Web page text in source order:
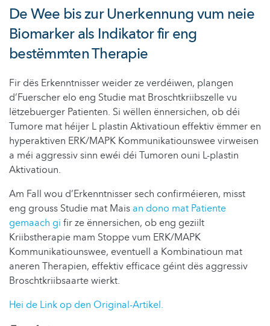
De Wee bis zur Unerkennung vum neie
Biomarker als Indikator fir eng
bestëmmten Therapie
Fir dës Erkenntnisser weider ze verdéiwen, plangen
d’Fuerscher elo eng Studie mat Broschtkriibszelle vu
lëtzebuerger Patienten. Si wëllen ënnersichen, ob déi
Tumore mat héijer L plastin Aktivatioun effektiv ëmmer en
hyperaktiven ERK/MAPK Kommunikatiounswee virweisen
a méi aggressiv sinn ewéi déi Tumoren ouni L-plastin
Aktivatioun.
Am Fall wou d’Erkenntnisser sech confirméieren, misst
eng grouss Studie mat Mais an dono mat Patiente
gemaach gi fir ze ënnersichen, ob eng geziilt
Kriibstherapie mam Stoppe vum ERK/MAPK
Kommunikatiounswee, eventuell a Kombinatioun mat
aneren Therapien, effektiv efficace géint dës aggressiv
Broschtkriibsaarte wierkt.
Hei de Link op den Original-Artikel.